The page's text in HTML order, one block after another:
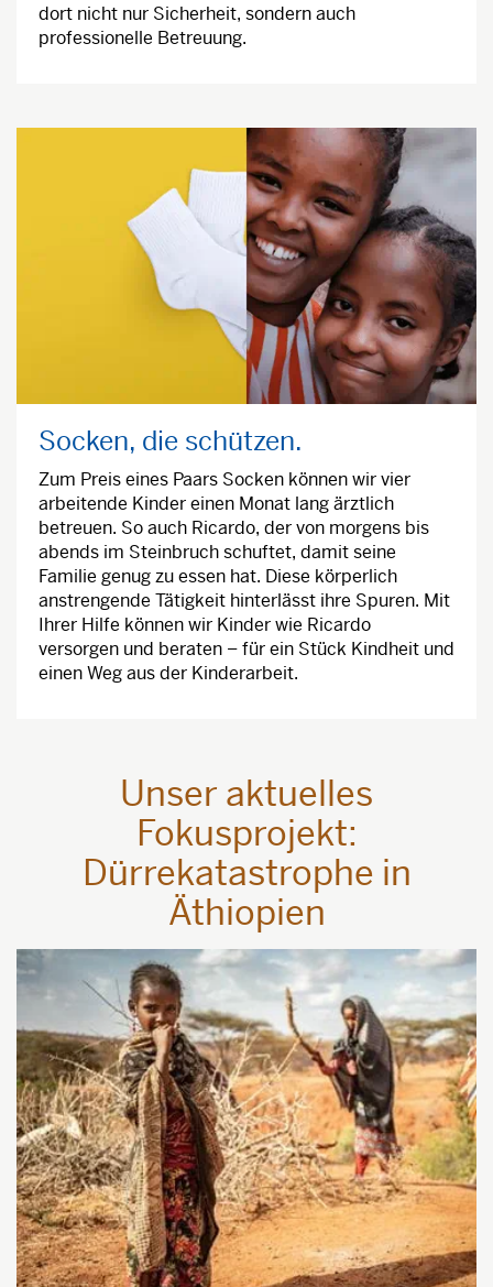
dort nicht nur Sicherheit, sondern auch
professionelle Betreuung.
Socken, die schützen.
Zum Preis eines Paars Socken können wir vier
arbeitende Kinder einen Monat lang ärztlich
betreuen. So auch Ricardo, der von morgens bis
abends im Steinbruch schuftet, damit seine
Familie genug zu essen hat. Diese körperlich
anstrengende Tätigkeit hinterlässt ihre Spuren. Mit
Ihrer Hilfe können wir Kinder wie Ricardo
versorgen und beraten – für ein Stück Kindheit und
einen Weg aus der Kinderarbeit.
Unser aktuelles
Fokusprojekt:
Dürrekatastrophe in
Äthiopien